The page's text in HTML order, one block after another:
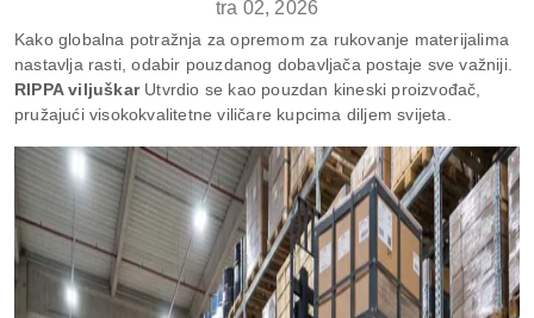
tra 02, 2026
Kako globalna potražnja za opremom za rukovanje materijalima
nastavlja rasti, odabir pouzdanog dobavljača postaje sve važniji.
RIPPA viljuškarUtvrdio se kao pouzdan kineski proizvođač,
pružajući visokokvalitetne viličare kupcima diljem svijeta.